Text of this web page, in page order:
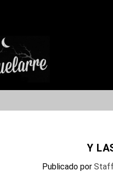
Y
Publicado porStaff